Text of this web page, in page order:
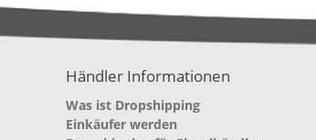
Händler Informationen
Was ist Dropshipping
Einkäufer werden